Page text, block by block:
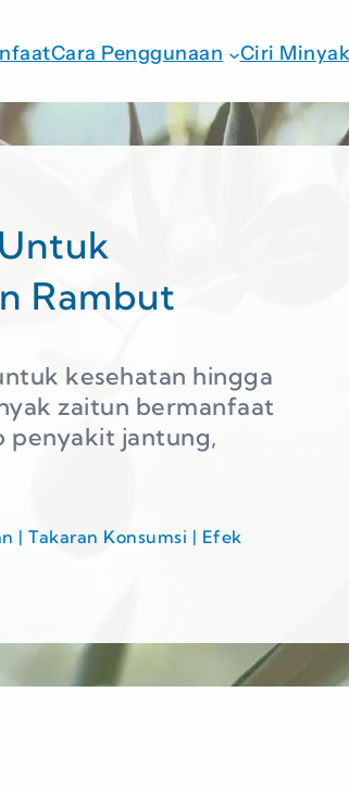
Cara Penggunaan Ciri
Rambut
kesehatan hingga
zaitun bermanfaat
penyakit jantung,
| Takaran Konsumsi | Efek